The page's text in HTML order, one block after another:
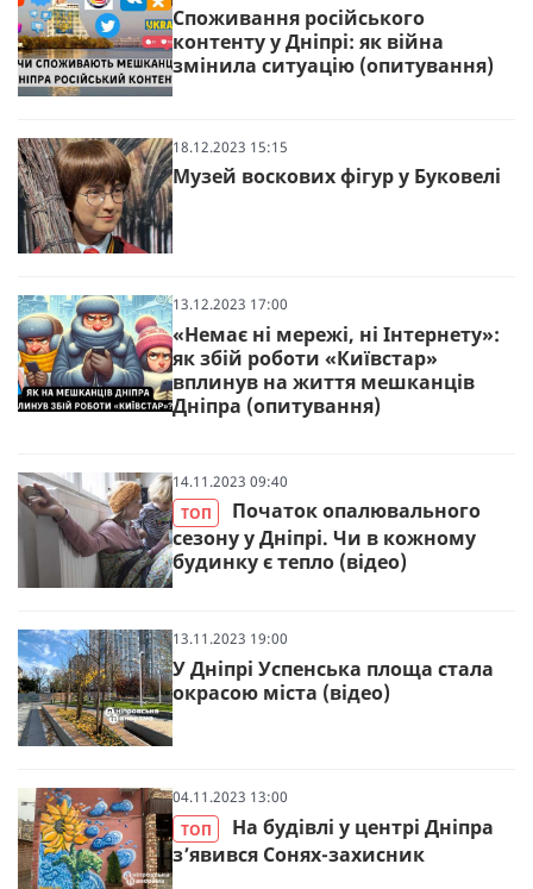
Споживання російського
контенту у Дніпрі: як війна
змінила ситуацію (опитування)
18.12.2023 15:15
Музей воскових фігур у Буковелі
13.12.2023 17:00
«Немає ні мережі, ні Інтернету»:
як збій роботи «Київстар»
вплинув на життя мешканців
Дніпра (опитування)
14.11.2023 09:40
ТОП
Початок опалювального
сезону у Дніпрі. Чи в кожному
будинку є тепло (відео)
13.11.2023 19:00
У Дніпрі Успенська площа стала
окрасою міста (відео)
04.11.2023 13:00
ТОП
На будівлі у центрі Дніпра
зʼявився Сонях-захисник